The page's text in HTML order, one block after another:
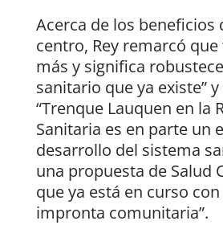
Acerca de los beneficios
centro, Rey remarcó que
más y significa
sanitario que ya existe”
“Trenque Lauquen en la
Sanitaria es en parte un
desarrollo del sistema
una propuesta de Salud
que ya está en curso
impronta comunitaria”.